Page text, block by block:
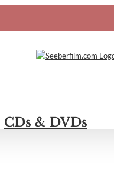
CDs & DVDs